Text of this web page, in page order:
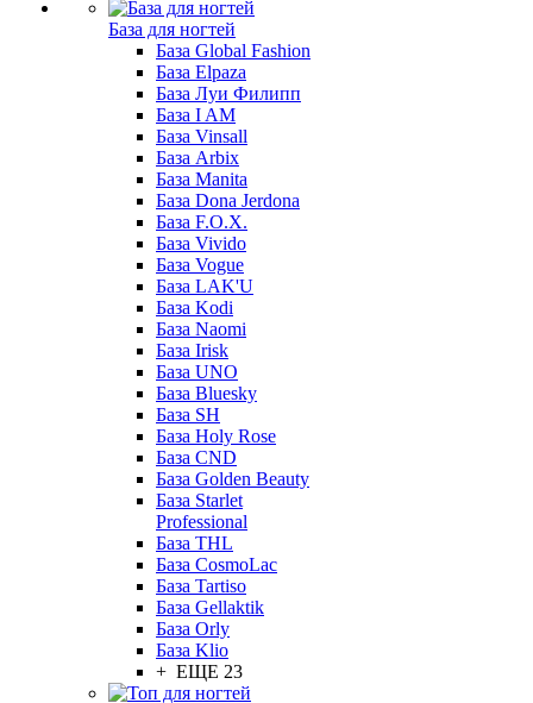
База для ногтей
База Global Fashion
База Elpaza
База Луи Филипп
База I AM
База Vinsall
База Arbix
База Manita
База Dona Jerdona
База F.O.X.
База Vivido
База Vogue
База LAK'U
База Kodi
База Naomi
База Irisk
База UNO
База Bluesky
База SH
База Holy Rose
База CND
База Golden Beauty
База Starlet
Professional
База THL
База CosmoLac
База Tartiso
База Gellaktik
База Orly
База Klio
+ ЕЩЕ 23